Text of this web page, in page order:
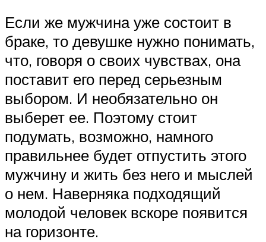
Если же мужчина уже состоит в
браке, то девушке нужно понимать,
что, говоря о своих чувствах, она
поставит его перед серьезным
выбором. И необязательно он
выберет ее. Поэтому стоит
подумать, возможно, намного
правильнее будет отпустить этого
мужчину и жить без него и мыслей
о нем. Наверняка подходящий
молодой человек вскоре появится
на горизонте.